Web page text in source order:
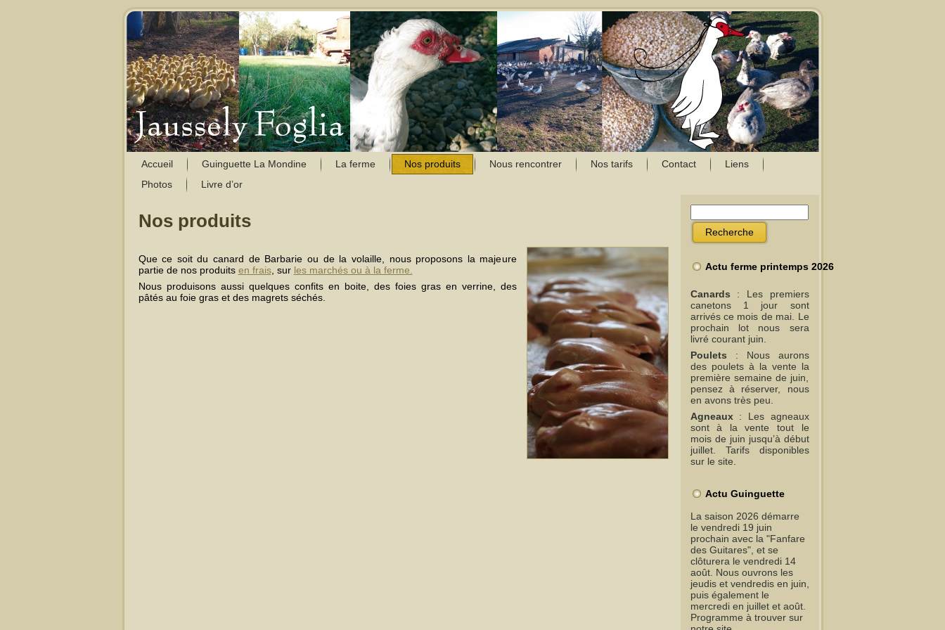
Accueil Guinguette La Mondine La ferme Nos produits Nous rencontrer Nos tarifs Contact
Liens
Photos
Livre d’or
Nos produits
Que ce soit du canard de Barbarie ou de la volaille, nous proposons la majeure
partie de nos produits en frais, sur les marchés ou à la ferme.
Nous produisons aussi quelques confits en boite, des foies gras en verrine, des
pâtés au foie gras et des magrets séchés.
Actu ferme printemps 2026
Canards : Les premiers
canetons 1 jour sont
arrivés ce mois de mai. Le
prochain lot nous sera
livré courant juin.
Poulets : Nous aurons
des poulets à la vente la
première semaine de juin,
pensez à réserver, nous
en avons très peu.
Agneaux: Les agneaux
sont à la vente tout le
mois de juin jusqu’à début
juillet. Tarifs disponibles
sur le site.
Actu Guinguette
La saison 2026 démarre
le vendredi 19 juin
prochain avec la "Fanfare
des Guitares", et se
clôturera le vendredi 14
août. Nous ouvrons les
jeudis et vendredis en juin,
puis également le
mercredi en juillet et août.
Programme à trouver sur